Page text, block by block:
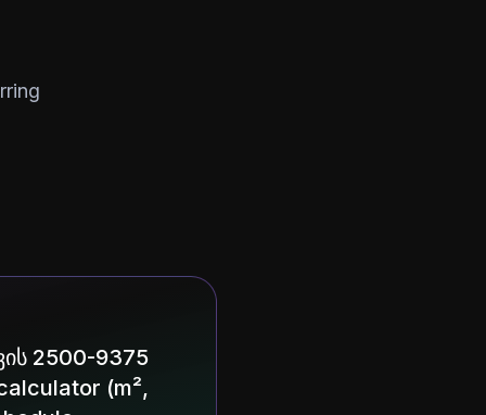
2500-9375
(m²,